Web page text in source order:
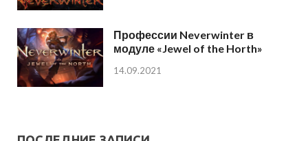
Профессии Neverwinter в
модуле «Jewel of the Horth»
14.09.2021